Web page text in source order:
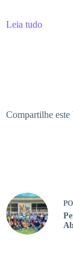
Leia tudo
Compartilhe este